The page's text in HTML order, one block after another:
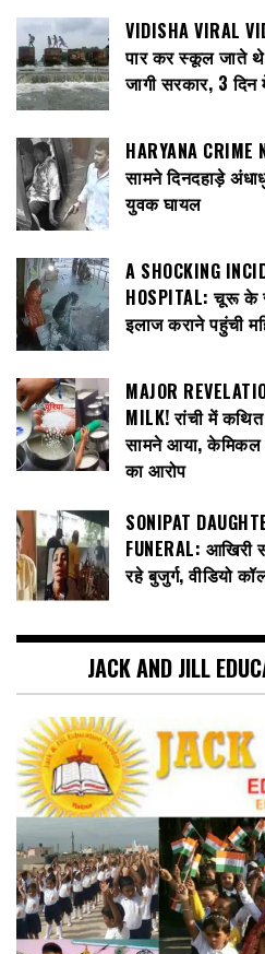
VIDISHA VIRAL
पार कर स्कूल जाते थे
जागी सरकार, 3
HARYANA CRIME
सामने दिनदहाड़े
युवक घायल
A SHOCKING
HOSPITAL: चूरू के
इलाज कराने पहुंची
MAJOR
MILK! रांची में
सामने आया, केमिकल
का आरोप
SONIPAT
FUNERAL:
रहे बुजुर्ग, वीडियो
JACK AND JILL